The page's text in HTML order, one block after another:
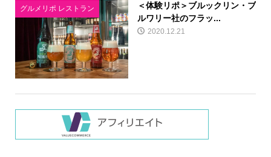
グルメリポ レストラン
＜体験リポ＞ブルックリン・ブ
ルワリー社のフラッ...
2020.12.21